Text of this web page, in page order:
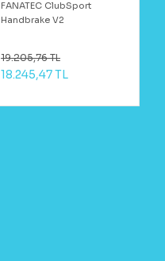
FANATEC ClubSport
Handbrake V2
19.205,76 TL
18.245,47 TL